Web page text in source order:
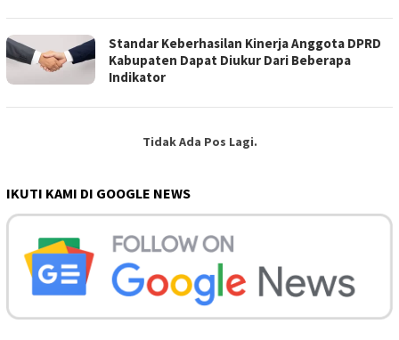
Standar Keberhasilan Kinerja Anggota DPRD
Kabupaten Dapat Diukur Dari Beberapa
Indikator
Tidak Ada Pos Lagi.
IKUTI KAMI DI GOOGLE NEWS